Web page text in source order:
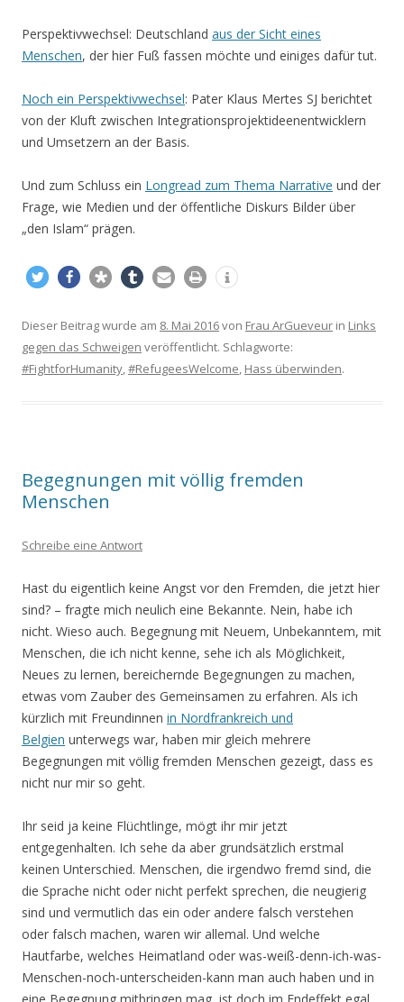
Perspektivwechsel: Deutschland aus der Sicht eines
Menschen, der hier Fuß fassen möchte und einiges dafür tut.
Noch ein Perspektivwechsel: Pater Klaus Mertes SJ berichtet
von der Kluft zwischen Integrationsprojektideenentwicklern
und Umsetzern an der Basis.
Und zum Schluss ein Longread zum Thema Narrative und der
Frage, wie Medien und der öffentliche Diskurs Bilder über
„den Islam“ prägen.
Dieser Beitrag wurde am 8. Mai 2016von Frau ArGueveur in Links
gegen das Schweigen veröffentlicht. Schlagworte:
#FightforHumanity,#RefugeesWelcome, Hass überwinden.
Begegnungen mit völlig fremden
Menschen
Schreibe eine Antwort
Hast du eigentlich keine Angst vor den Fremden, die jetzt hier
sind? – fragte mich neulich eine Bekannte. Nein, habe ich
nicht. Wieso auch. Begegnung mit Neuem, Unbekanntem, mit
Menschen, die ich nicht kenne, sehe ich als Möglichkeit,
Neues zu lernen, bereichernde Begegnungen zu machen,
etwas vom Zauber des Gemeinsamen zu erfahren. Als ich
kürzlich mit Freundinnen in Nordfrankreich und
Belgien unterwegs war, haben mir gleich mehrere
Begegnungen mit völlig fremden Menschen gezeigt, dass es
nicht nur mir so geht.
Ihr seid ja keine Flüchtlinge, mögt ihr mir jetzt
entgegenhalten. Ich sehe da aber grundsätzlich erstmal
keinen Unterschied. Menschen, die irgendwo fremd sind, die
die Sprache nicht oder nicht perfekt sprechen, die neugierig
sind und vermutlich das ein oder andere falsch verstehen
oder falsch machen, waren wir allemal. Und welche
Hautfarbe, welches Heimatland oder was-weiß-denn-ich-was-
Menschen-noch-unterscheiden-kann man auch haben und in